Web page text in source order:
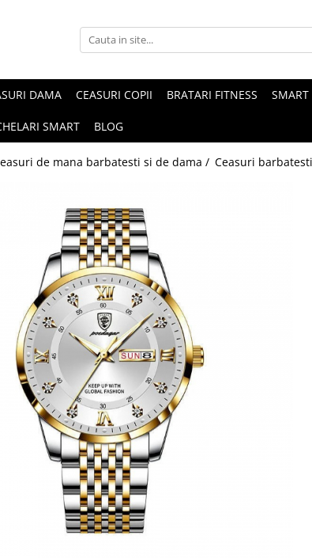
DAMA CEASURI COPII BRATARI FITNESS SMART
SMART BLOG
de mana barbatesti si de dama / Ceasuri